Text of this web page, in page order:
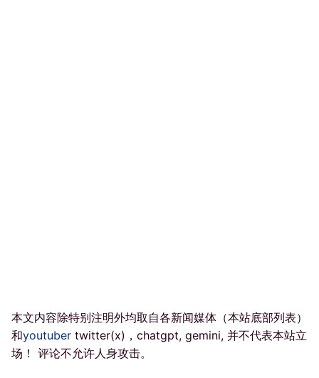
本文内容除特别注明外均取自各新闻媒体（本站底部列表）
和youtuber twitter(x)，chatgpt, gemini, 并不代表本站立
场！ 评论不允许人身攻击。